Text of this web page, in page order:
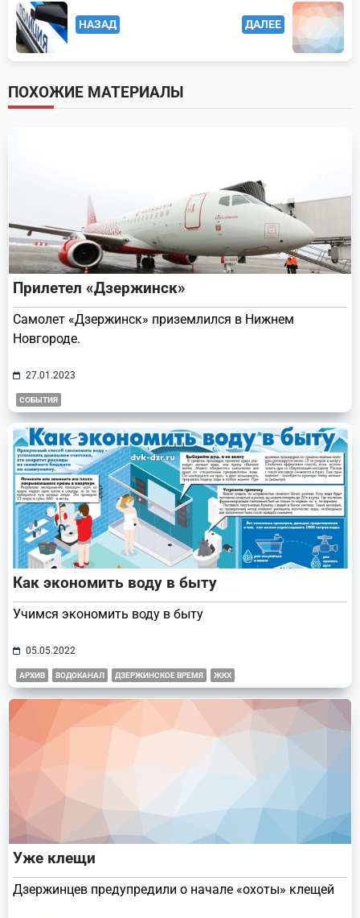
<span
class="nav-
subtitle
screen-
reader-
НАЗАД ДАЛЕЕ
ПОХОЖИЕ МАТЕРИАЛЫ
Прилетел «Дзержинск»
Самолет «Дзержинск» приземлился в Нижнем
Новгороде.
27.01.2023
СОБЫТИЯ
Как экономить воду в быту
Учимся экономить воду в быту
05.05.2022
АРХИВ ВОДОКАНАЛ ДЗЕРЖИНСКОЕ ВРЕМЯ ЖКХ
Уже клещи
Дзержинцев предупредили о начале «охоты» клещей